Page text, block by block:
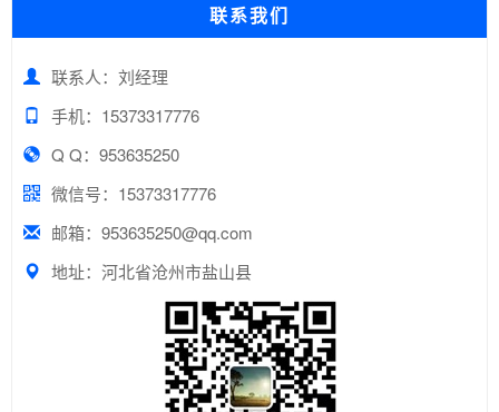
联系我们
联系人：刘经理
手机：15373317776
Q Q：953635250
微信号：15373317776
邮箱：953635250@qq.com
地址：河北省沧州市盐山县